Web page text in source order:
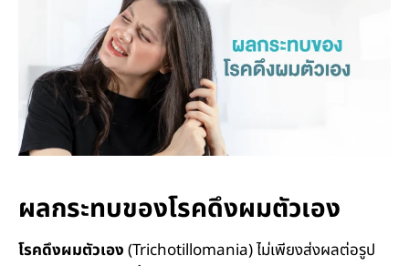
ผลกระทบของโรคดึงผมตัวเอง
โรคดึงผมตัวเอง(Trichotillomania) ไม่เพียงส่งผลต่อรูป